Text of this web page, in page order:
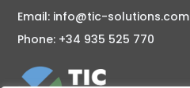
Email: info@tic-solutions.com
Phone: +34 935 525 770